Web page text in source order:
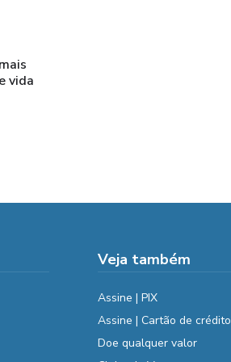
vida
Veja também
Assine | PIX
Assine | Cartão de crédito
Doe qualquer valor